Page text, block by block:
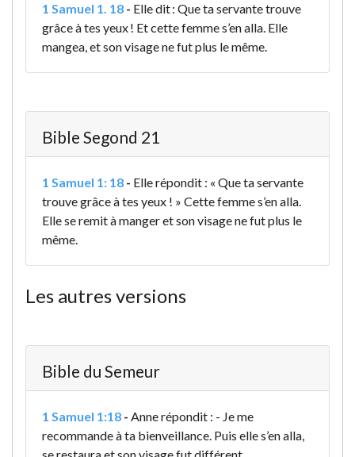
1 Samuel 1. 18 - Elle dit : Que ta servante trouve
grâce à tes yeux ! Et cette femme s’en alla. Elle
mangea, et son visage ne fut plus le même.
Bible Segond 21
1 Samuel 1: 18 - Elle répondit : « Que ta servante
trouve grâce à tes yeux ! » Cette femme s’en alla.
Elle se remit à manger et son visage ne fut plus le
même.
Les autres versions
Bible du Semeur
1 Samuel 1:18 - Anne répondit : - Je me
recommande à ta bienveillance. Puis elle s’en alla,